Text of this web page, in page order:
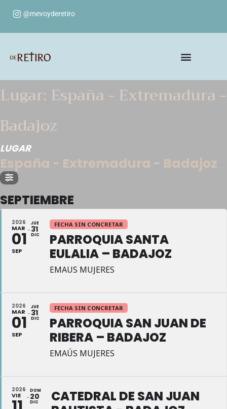
@mevoyderetiro
Lugar: España - Extremadura -
Badajoz
LUGAR
España - Extremadura - Badajoz
SEPTIEMBRE
2026
MAR
01
SEP
JUE
31
DIC
FECHA SIN CONCRETAR
PARROQUIA SANTA
EULALIA – BADAJOZ
EMAUS MUJERES
2026
MAR
01
SEP
JUE
31
DIC
FECHA SIN CONCRETAR
PARROQUIA SAN JUAN DE
RIBERA – BADAJOZ
EMAÚS MUJERES
2026
VIE
DOM
20
DIC
CATEDRAL DE SAN JUAN